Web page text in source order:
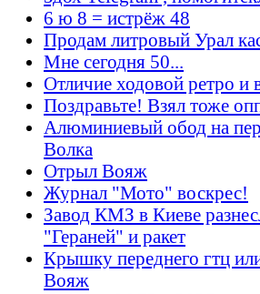
6 ю 8 = истрёж 48
Продам литровый Урал
Мне сегодня 50...
Отличие ходовой ретро и
Поздравьте! Взял тоже
Алюминиевый обод на
Волка
Отрыл Вояж
Журнал "Мото" воскрес!
Завод КМЗ в Киеве
"Гераней" и ракет
Крышку переднего гтц
Вояж